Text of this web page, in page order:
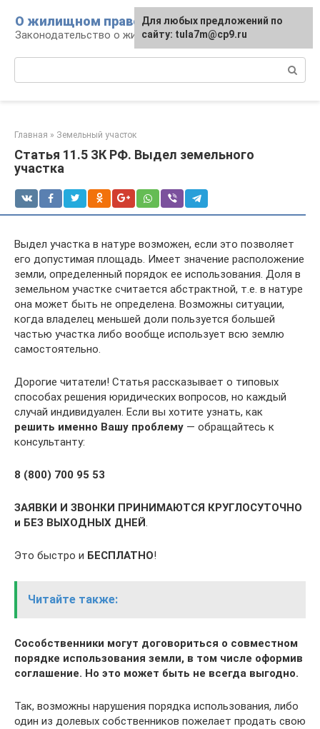
контенту
О жилищном праве
Законодательство о жилье и земле
Главная » Земельный участок
Статья 11.5 ЗК РФ. Выдел земельного
участка
Выдел участка в натуре возможен, если это позволяет
его допустимая площадь. Имеет значение расположение
земли, определенный порядок ее использования. Доля в
земельном участке считается абстрактной, т.е. в натуре
она может быть не определена. Возможны ситуации,
когда владелец меньшей доли пользуется большей
частью участка либо вообще использует всю землю
самостоятельно.
Дорогие читатели! Статья рассказывает о типовых
способах решения юридических вопросов, но каждый
случай индивидуален. Если вы хотите узнать, как
решить именно Вашу проблему — обращайтесь к
консультанту:
8 (800) 700 95 53
ЗАЯВКИ И ЗВОНКИ ПРИНИМАЮТСЯ КРУГЛОСУТОЧНО
и БЕЗ ВЫХОДНЫХ ДНЕЙ.
Это быстро и БЕСПЛАТНО!
Читайте также:
Сособственники могут договориться о совместном
порядке использования земли, в том числе оформив
соглашение. Но это может быть не всегда выгодно.
Так, возможны нарушения порядка использования, либо
один из долевых собственников пожелает продать свою
Для любых предложений по
сайту: tula7m@cp9.ru